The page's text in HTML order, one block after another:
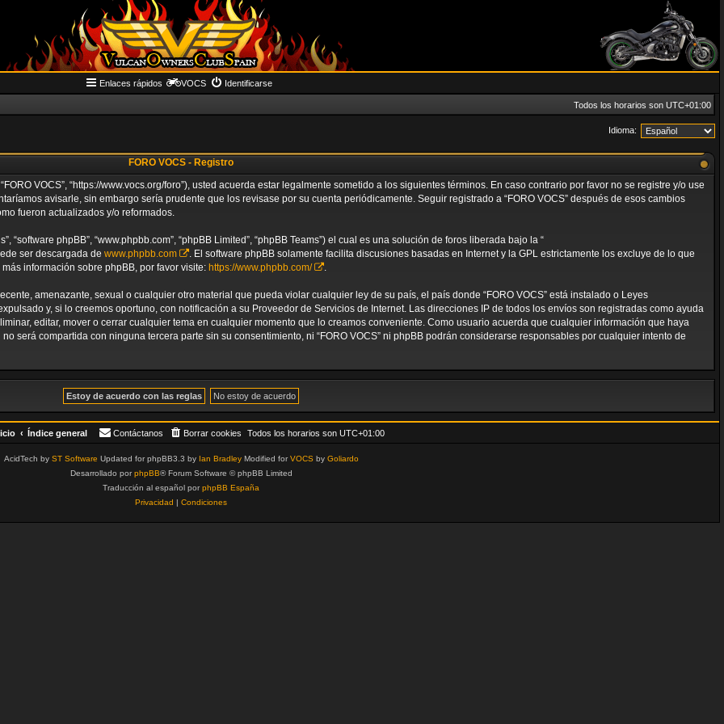
Enlaces rápidos VOCS Identificarse
Todos los horarios son UTC+01:00
Idioma:
FORO VOCS - Registro
VOCS”, “https://www.vocs.org/foro”), usted acuerda estar legalmente sometido a los siguientes términos. En caso contrario por favor no se registre y/o use
avisarle, sin embargo sería prudente que los revisase por su cuenta periódicamente. Seguir registrado a “FORO VOCS” después de esos cambios
fueron actualizados y/o reformados.
phpBB”, “www.phpbb.com”, “phpBB Limited”, “phpBB Teams”) el cual es una solución de foros liberada bajo la “
ser descargada de www.phpbb.com
. El software phpBB solamente facilita discusiones basadas en Internet y la GPL estrictamente los excluye de lo que
información sobre phpBB, por favor visite: https://www.phpbb.com/ .
amenazante, sexual o cualquier otro material que pueda violar cualquier ley de su país, el país donde “FORO VOCS” está instalado o Leyes
y, si lo creemos oportuno, con notificación a su Proveedor de Servicios de Internet. Las direcciones IP de todos los envíos son registradas como ayuda
editar, mover o cerrar cualquier tema en cualquier momento que lo creamos conveniente. Como usuario acuerda que cualquier información que haya
será compartida con ninguna tercera parte sin su consentimiento, ni “FORO VOCS” ni phpBB podrán considerarse responsables por cualquier intento de
Índice general Todos los horarios son UTC+01:00
Borrar cookies
Contáctanos
AcidTech by ST Software Updated for phpBB3.3 by Ian BradleyModified forVOCSby Goliardo
Desarrollado porphpBB® Forum Software © phpBB Limited
Traducción al español porphpBB España
Privacidad | Condiciones